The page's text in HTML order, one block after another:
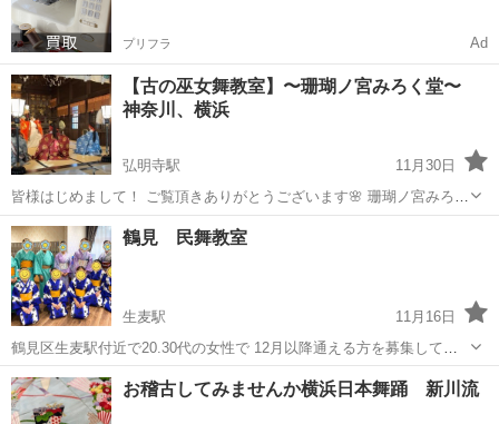
プリフラ Ad
【古の巫女舞教室】〜珊瑚ノ宮みろく堂〜
神奈川、横浜
弘明寺駅
11月30日
皆様はじめまして！ ご覧頂きありがとうございます🌸 珊瑚ノ宮みろく
堂 蘭儀（らんぎ）と申します。 古の巫女の舞【宮ノ舞とは】 古より
受け継がれし所作には一つ一つに大切な意味が込められています。そ
れを舞で表した...
神奈川 横浜市 弘明寺駅 日本舞踊
鶴見 民舞教室
生麦駅
11月16日
鶴見区生麦駅付近で20.30代の女性で 12月以降通える方を募集してい
ます。 今まで習ったことがなく、興味がある方、 初心者やブランクの
ある人、 着物を自分で着たい人にもオススメの教室です。 もし現在お
着物をお持ちでない...
神奈川 横浜市 生麦駅 日本舞踊 興味
お稽古してみませんか横浜日本舞踊 新川流